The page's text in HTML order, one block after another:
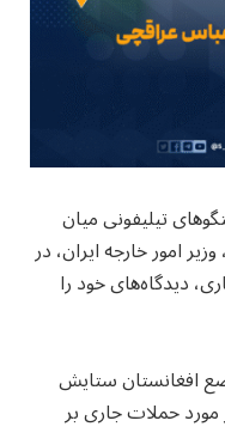
تیلیفونی میان
امور خارجه ایران، در
دیدگاه‌های خود را
افغانستان ستایش
مورد حملات جاری بر